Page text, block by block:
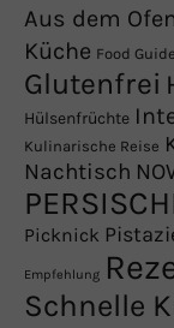
Aus dem
Küche Food Guide
Glutenfrei
Hülsenfrüchte
Kulinarische Reise
Nachtisch
Picknick
Empfehlung
Schnelle